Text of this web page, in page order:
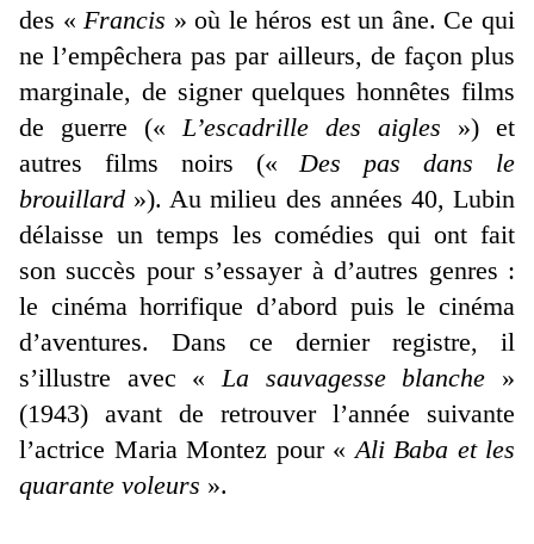
des « Francis » où le héros est un âne. Ce qui
ne l’empêchera pas par ailleurs, de façon plus
marginale, de signer quelques honnêtes films
de guerre (« L’escadrille des aigles ») et
autres films noirs (« Des pas dans le
brouillard »). Au milieu des années 40, Lubin
délaisse un temps les comédies qui ont fait
son succès pour s’essayer à d’autres genres :
le cinéma horrifique d’abord puis le cinéma
d’aventures. Dans ce dernier registre, il
s’illustre avec « La sauvagesse blanche »
(1943) avant de retrouver l’année suivante
l’actrice Maria Montez pour « Ali Baba et les
quarante voleurs ».